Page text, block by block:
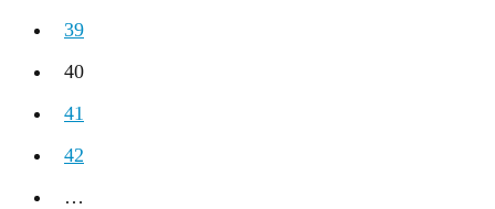
39
40
41
42
…